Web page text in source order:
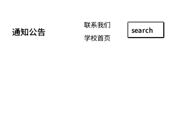
通知公告
联系我们
学校首页
search